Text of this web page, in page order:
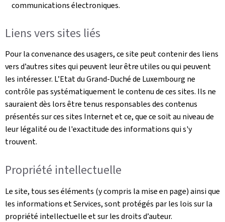
communications électroniques.
Liens vers sites liés
Pour la convenance des usagers, ce site peut contenir des liens
vers d’autres sites qui peuvent leur être utiles ou qui peuvent
les intéresser. L’Etat du Grand-Duché de Luxembourg ne
contrôle pas systématiquement le contenu de ces sites. Ils ne
sauraient dès lors être tenus responsables des contenus
présentés sur ces sites Internet et ce, que ce soit au niveau de
leur légalité ou de l'exactitude des informations qui s'y
trouvent.
Propriété intellectuelle
Le site, tous ses éléments (y compris la mise en page) ainsi que
les informations et Services, sont protégés par les lois sur la
propriété intellectuelle et sur les droits d’auteur.